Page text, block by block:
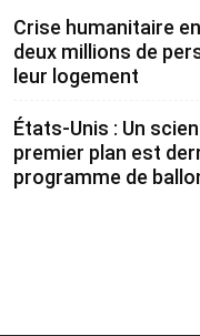
Crise humanitaire
deux millions de
leur logement
États-Unis : Un
premier plan est
programme de